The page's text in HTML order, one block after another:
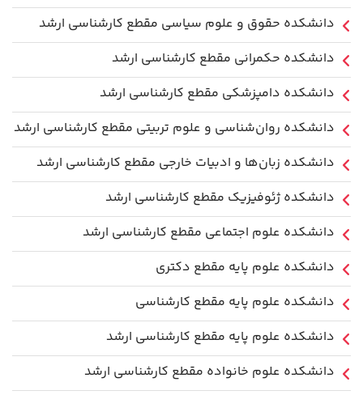
دانشکده حقوق و علوم سیاسی مقطع کارشناسی ارشد
دانشکده حکمرانی مقطع کارشناسی ارشد
دانشکده دامپزشکی مقطع کارشناسی ارشد
دانشکده روان‌شناسی و علوم تربیتی مقطع کارشناسی ارشد
دانشکده زبان‌ها و ادبیات خارجی مقطع کارشناسی ارشد
دانشکده ژئوفیزیک مقطع کارشناسی ارشد
دانشکده علوم اجتماعی مقطع کارشناسی ارشد
دانشکده علوم پایه مقطع دکتری
دانشکده علوم پایه مقطع کارشناسی
دانشکده علوم پایه مقطع کارشناسی ارشد
دانشکده علوم خانواده مقطع کارشناسی ارشد